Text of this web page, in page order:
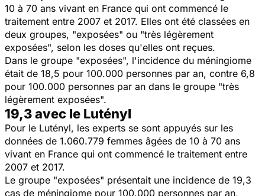
10 à 70 ans vivant en France qui ont commencé le
traitement entre 2007 et 2017. Elles ont été classées en
deux groupes, "exposées" ou "très légèrement
exposées", selon les doses qu'elles ont reçues.
Dans le groupe "exposées", l'incidence du méningiome
était de 18,5 pour 100.000 personnes par an, contre 6,8
pour 100.000 personnes par an dans le groupe "très
légèrement exposées".
19,3 avec le Lutényl
Pour le Lutényl, les experts se sont appuyés sur les
données de 1.060.779 femmes âgées de 10 à 70 ans
vivant en France qui ont commencé le traitement entre
2007 et 2017.
Le groupe "exposées" présentait une incidence de 19,3
cas de méningiome pour 100.000 personnes par an,